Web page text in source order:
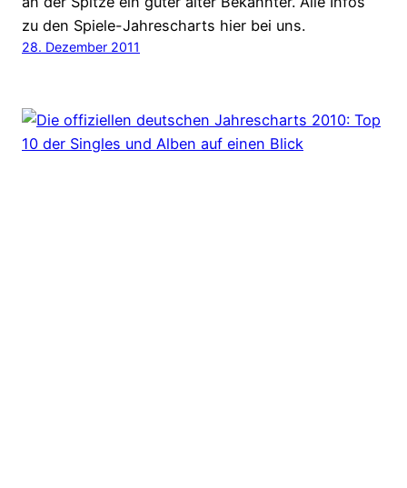
zu den Spiele-Jahrescharts hier bei uns.
28. Dezember 2011